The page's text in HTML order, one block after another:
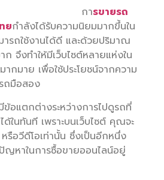
การขายรถ
ยกำลังได้รับความนิยมมากขึ้นใน
ารถใช้งานได้ดี และด้วยปริมาณ
จึงทำให้มีเว็บไซต์หลายแห่งใน
ากมาย เพื่อใช้ประโยชน์จากความ
ถมือสอง
อแตกต่างระหว่างการไปดูรถที่
ในทันที เพราะบนเว็บไซต์ คุณจะ
รือวีดีโอเท่านั้น ซึ่งเป็นอีกหนึ่ง
ญหาในการซื้อขายออนไลน์อยู่